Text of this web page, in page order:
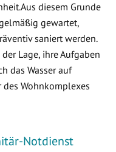
diesem Grunde
gewartet,
saniert werden.
Lage, ihre Aufgaben
das Wasser auf
Wohnkomplexes
Notdienst